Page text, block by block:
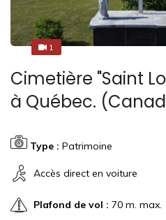
21
Cimetière "Saint
à Québec.
Type : Patrimoine
Accès direct en voiture
Plafond de vol : 70 m. max.